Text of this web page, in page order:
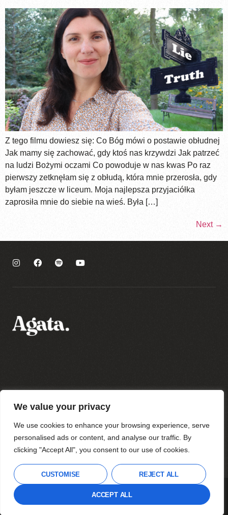
We value your privacy
We use cookies to enhance your browsing experience, serve
personalised ads or content, and analyse our traffic. By
clicking "Accept All", you consent to our use of cookies.
CUSTOMISE REJECT ALL
ACCEPT ALL
Z tego filmu dowiesz się: Co Bóg mówi o postawie obłudnej
Jak mamy się zachować, gdy ktoś nas krzywdzi Jak patrzeć
na ludzi Bożymi oczami Co powoduje w nas kwas Po raz
pierwszy zetknęłam się z obłudą, która mnie przerosła, gdy
byłam jeszcze w liceum. Moja najlepsza przyjaciółka
zaprosiła mnie do siebie na wieś. Była […]
Next →
Regulamin sklepu
Regulamin newslettera
Wszystkie prawa zastrzeżone
Agata Strzyżewska 2023
DO GÓRY
THIS SITE USES COOKIES TO OFFER YOU A
BETTER BROWSING EXPERIENCE.